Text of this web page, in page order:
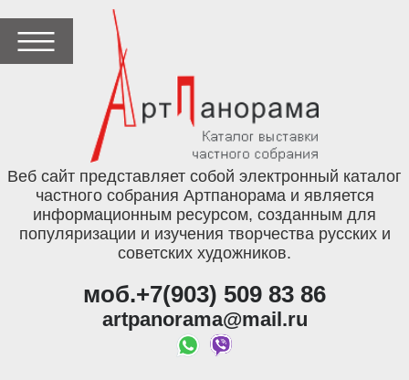
Веб сайт представляет собой электронный каталог
частного собрания Артпанорама и является
информационным ресурсом, созданным для
популяризации и изучения творчества русских и
советских художников.
моб.+7(903) 509 83 86
artpanorama@mail.ru